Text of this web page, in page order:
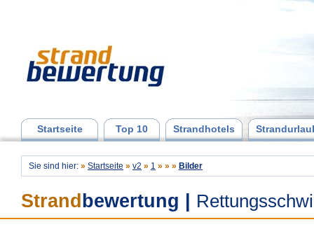
Startseite Top 10 Strandhotels
Sie sind hier: » Startseite » v2 » 1 » » » Bilder
Strand bewertung